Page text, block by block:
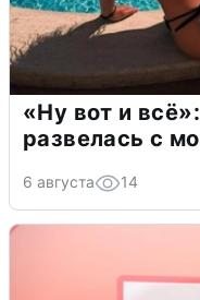
«Ну вот и
развелась с
6 августа 14